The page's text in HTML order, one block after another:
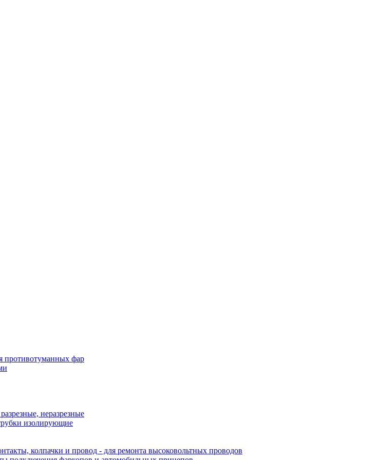
противотуманных фар
неразрезные
изолирующие
колпачки и провод - для ремонта высоковольтных проводов